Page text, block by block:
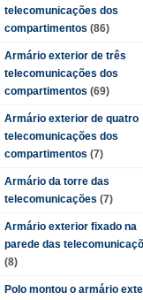
telecomunicações dos
compartimentos (86)
Armário exterior de três
telecomunicações dos
compartimentos (69)
Armário exterior de quatro
telecomunicações dos
compartimentos (7)
Armário da torre das
telecomunicações (7)
Armário exterior fixado na
parede das
(8)
Polo montou o armário